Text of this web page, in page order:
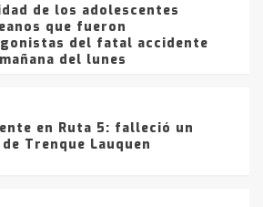
de los adolescentes
que fueron
del fatal accidente
del lunes
en Ruta 5: falleció un
Trenque Lauquen